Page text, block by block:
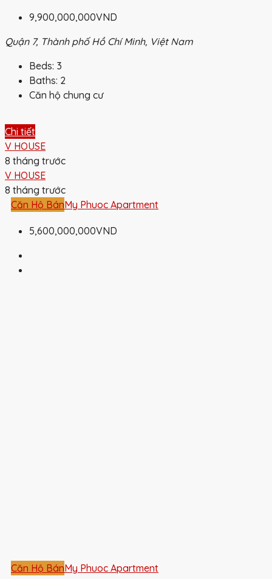
9,900,000,000VND
Quận 7, Thành phố Hồ Chí Minh, Việt Nam
Beds: 3
Baths: 2
Căn hộ chung cư
Chi tiết
V HOUSE
8 tháng trước
V HOUSE
8 tháng trước
Căn Hộ BánMy Phuoc Apartment
5,600,000,000VND
Căn Hộ BánMy Phuoc Apartment